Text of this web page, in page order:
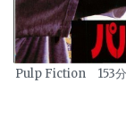
Pulp Fiction 153